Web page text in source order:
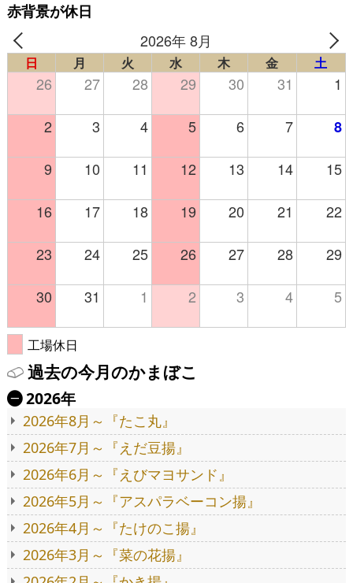
赤背景が休日
2026年 8月
日 月 火 水 木 金 土
26 27 28 29 30 31 1
2 3 4 5 6 7 8
9 10 11 12 13 14 15
16 17 18 19 20 21 22
23 24 25 26 27 28 29
30 31 1 2 3 4 5
工場休日
過去の今月のかまぼこ
Ä 2026年
2026年8月～『たこ丸』
2026年7月～『えだ豆揚』
2026年6月～『えびマヨサンド』
2026年5月～『アスパラベーコン揚』
2026年4月～『たけのこ揚』
2026年3月～『菜の花揚』